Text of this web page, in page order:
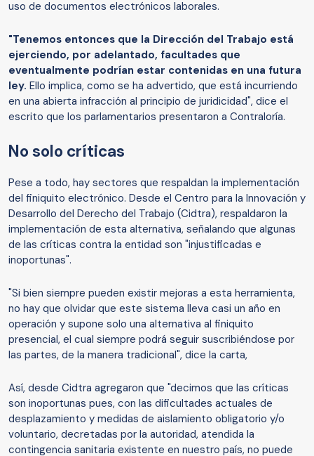
uso de documentos electrónicos laborales.
"Tenemos entonces que la Dirección del Trabajo está
ejerciendo, por adelantado, facultades que
eventualmente podrían estar contenidas en una futura
ley. Ello implica, como se ha advertido, que está incurriendo
en una abierta infracción al principio de juridicidad", dice el
escrito que los parlamentarios presentaron a Contraloría.
No solo críticas
Pese a todo, hay sectores que respaldan la implementación
del finiquito electrónico. Desde el Centro para la Innovación y
Desarrollo del Derecho del Trabajo (Cidtra), respaldaron la
implementación de esta alternativa, señalando que algunas
de las críticas contra la entidad son "injustificadas e
inoportunas".
"Si bien siempre pueden existir mejoras a esta herramienta,
no hay que olvidar que este sistema lleva casi un año en
operación y supone solo una alternativa al finiquito
presencial, el cual siempre podrá seguir suscribiéndose por
las partes, de la manera tradicional", dice la carta,
Así, desde Cidtra agregaron que "decimos que las críticas
son inoportunas pues, con las dificultades actuales de
desplazamiento y medidas de aislamiento obligatorio y/o
voluntario, decretadas por la autoridad, atendida la
contingencia sanitaria existente en nuestro país, no puede